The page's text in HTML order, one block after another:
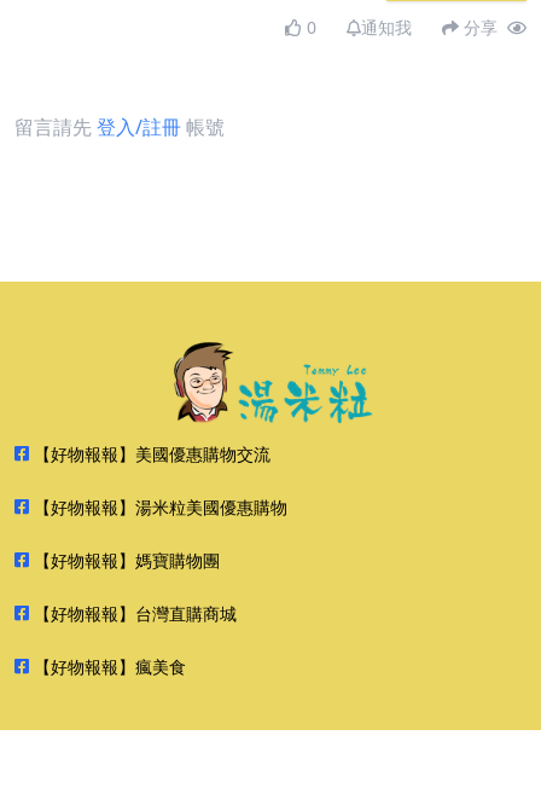
0 通知我 分享
留言請先登入/註冊帳號
【好物報報】美國優惠購物交流
【好物報報】湯米粒美國優惠購物
【好物報報】媽寶購物團
【好物報報】台灣直購商城
【好物報報】瘋美食